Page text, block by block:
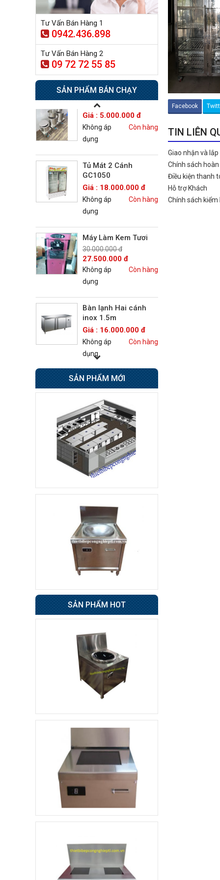
Facebook
TIN LIÊN
Giao nhận và lắp
Chính sách
Điều kiện thanh
Hỗ trợ Khách
Chính sách kiểm
Tư Vấn Bán Hàng 1
0942.436.898
Tư Vấn Bán Hàng 2
09 72 72 55 85
SẢN PHẨM BÁN CHẠY
dụng
Tủ sấy công nghiệp
21.300.000 đ
20.500.000 đ
Không áp
dụng
Nồi phở 30- 50- 70 Lít
Giá : 5.000.000 đ
Không áp
dụng
Còn hàng
Tủ Mát 2 Cánh
GC1050
Giá : 18.000.000 đ
Không áp
dụng
Còn hàng
Máy Làm Kem Tươi
30.000.000 đ
27.500.000 đ
Không áp
dụng
Còn hàng
Bàn lạnh Hai cánh
inox 1.5m
Giá : 16.000.000 đ
Không áp
dụng
Còn hàng
Bếp Âu 6 họng có lò
nướng Berjaya
Giá : 42.500.000 đ
Không áp
dụng
Còn hàng
Tủ sấy cốc
8.500.000 đ
7.800.000 đ
dụng
Tủ đông 6 cánh
Giá : 31.500.000 đ
Không áp
4 cánh BERJAYA
49.000.000 đ
48.500.000 đ
dụng
Xe đẩy hàng inox 1
tầng
4.800.000 đ
3.500.000 đ
dụng
Quầy pha chế trà sữa
10.000.000 đ
8.900.000 đ
dụng
Khay ăn Inox
SẢN PHẨM MỚI
SẢN PHẨM HOT